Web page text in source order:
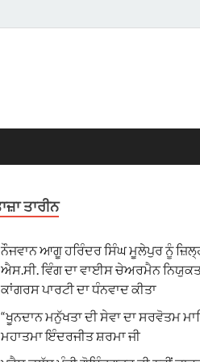
ਤਾਰੀਨ
ਨੌਜਵਾਨ ਆਗੂ ਹਰਿੰਦਰ ਸਿੰਘ ਮੂਲੇਪੁਰ ਨੂੰ
ਐਸ.ਸੀ. ਵਿੰਗ ਦਾ ਵਾਈਸ ਚੇਅਰਮੈਨ ਨਿਯੁਕਤ
ਕਾਂਗਰਸ ਪਾਰਟੀ ਦਾ ਧੰਨਵਾਦ ਕੀਤਾ
“ਖੂਨਦਾਨ ਮਨੁੱਖਤਾ ਦੀ ਸੇਵਾ ਦਾ ਸਰਵੋਤਮ
ਮਹਾਤਮਾ ਇੰਦਰਜੀਤ ਸ਼ਰਮਾ ਜੀ